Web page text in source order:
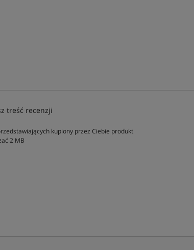
treść recenzji
kupiony przez Ciebie produkt
2 MB